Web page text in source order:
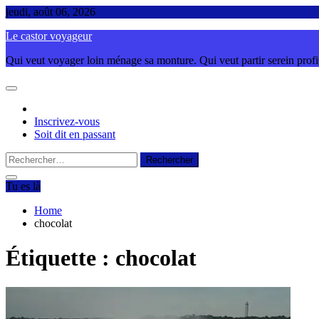
Skip
content
jeudi, août 06, 2026
Le castor voyageur
Qui veut voyager loin ménage sa monture. Qui veut partir serein
Inscrivez-vous
Soit dit en passant
Rechercher :
Tu es là
Home
chocolat
Étiquette : chocolat